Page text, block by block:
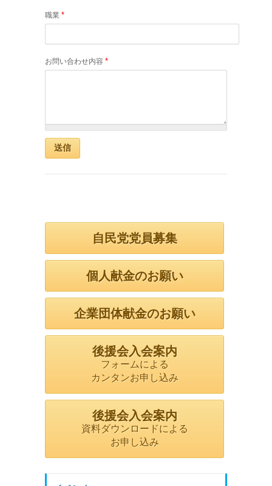
職業 *
お問い合わせ内容 *
自民党党員募集
個人献金のお願い
企業団体献金のお願い
後援会入会案内
フォームによる
カンタンお申し込み
後援会入会案内
資料ダウンロードによる
お申し込み